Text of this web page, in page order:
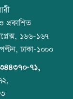
বাংলাদেশ-অস্ট্রেলিয়ার
ভিডিওতে ছবি
প্রকাশিত
১৬৬-১৬৭
ঢাকা-১০০০
৭১,